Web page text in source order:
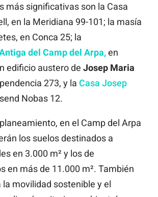
más significativas son la Casa
en la Meridiana 99-101; la masía
en Conca 25; la
del Camp del Arpa,en
edificio austero de Josep Maria
273, y la Casa Josep
Nobas 12.
en el Camp del Arpa
los suelos destinados a
en 3.000 m² y los de
en más de 11.000 m². También
la movilidad sostenible y el